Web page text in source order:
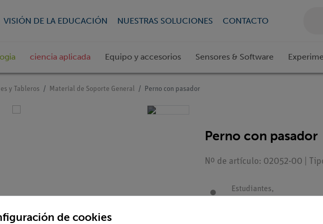
VISIÓN DE LA EDUCACIÓN NUESTRAS SOLUCIONES CONTACTO
ciencia aplicada Equipo y accesorios Sensores & Software
y Tableros Material de Soporte General Perno con pasador
Perno con pasador
Nº de artículo: 02052-00 |
Estudiantes,
de cookies